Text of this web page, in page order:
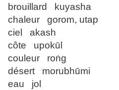
brouillard kuyasha
chaleur gorom, utap
ciel akash
côte upokūl
couleur roṅg
désert morubhūmi
eau jol